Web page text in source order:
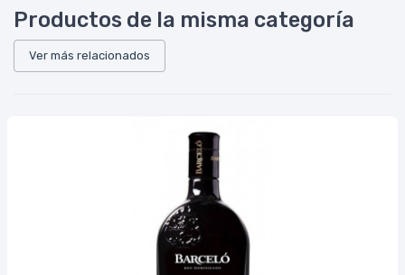
Productos de la misma categoría
Ver más relacionados